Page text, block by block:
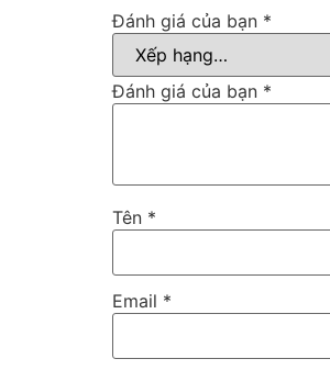
Đánh giá của bạn *
Đánh giá của bạn *
Tên *
Email *